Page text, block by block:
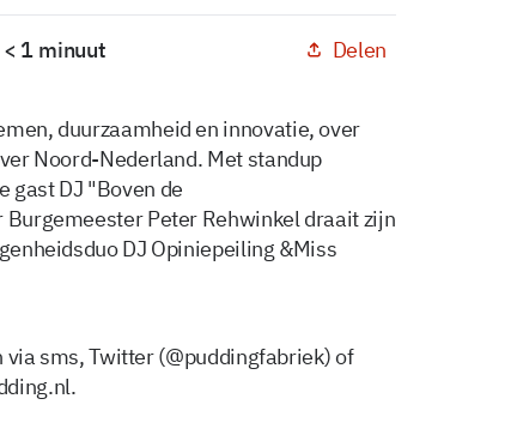
1 minuut Delen
duurzaamheid en innovatie, over
Noord-Nederland. Met standup
gast DJ "Boven de
Peter Rehwinkel draait zijn
DJ Opiniepeiling &Miss
sms, Twitter (@puddingfabriek) of
.